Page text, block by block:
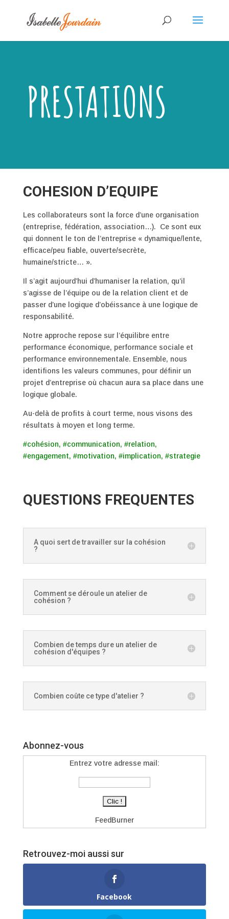
PRESTATIONS
COHESION D’EQUIPE
Les collaborateurs sont la force d’une organisation
(entreprise, fédération, association…). Ce sont eux
qui donnent le ton de l’entreprise « dynamique/lente,
efficace/peu fiable, ouverte/secrète,
humaine/stricte… ».
Il s’agit aujourd’hui d’humaniser la relation, qu’il
s’agisse de l’équipe ou de la relation client et de
passer d’une logique d’obéissance à une logique de
responsabilité.
Notre approche repose sur l’équilibre entre
performance économique, performance sociale et
performance environnementale. Ensemble, nous
identifions les valeurs communes, pour définir un
projet d’entreprise où chacun aura sa place dans une
logique globale.
Au-delà de profits à court terme, nous visons des
résultats à moyen et long terme.
#cohésion, #communication, #relation,
#engagement, #motivation, #implication, #strategie
QUESTIONS FREQUENTES
A quoi sert de travailler sur la cohésion
?
Comment se déroule un atelier de
cohésion ?
Combien de temps dure un atelier de
cohésion d'équipes ?
Combien coûte ce type d'atelier ?
Abonnez-vous
Entrez votre adresse mail:
FeedBurner
Retrouvez-moi aussi sur
Facebook